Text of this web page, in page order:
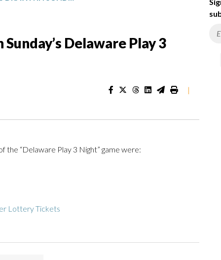
Delaware Play 3
|
the “Delaware Play 3 Night” game were:
Lottery Tickets